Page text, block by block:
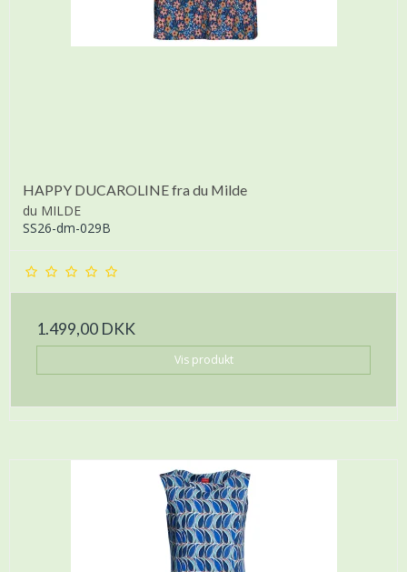
HAPPY DUCAROLINE fra du Milde
du MILDE
SS26-dm-029B
1.499,00 DKK
Vis produkt